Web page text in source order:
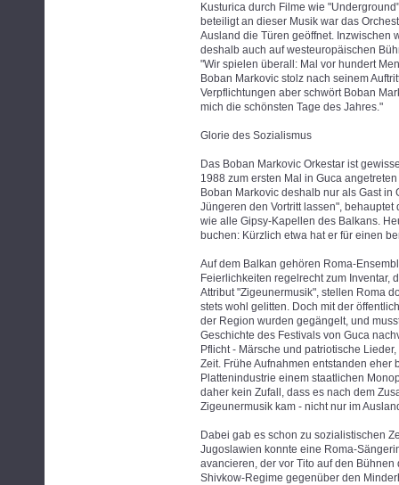
Kusturica durch Filme wie
beteiligt an dieser Musik war das
Ausland die Türen geöffnet. Inzwischen
deshalb auch auf westeuropäischen
"Wir spielen überall: Mal vor hundert
Boban Markovic stolz nach seinem
Verpflichtungen aber schwört Boban
mich die schönsten Tage des Jahres."
Glorie des Sozialismus
Das Boban Markovic Orkestar ist
1988 zum ersten Mal in Guca
Boban Markovic deshalb nur als Gast
Jüngeren den Vortritt lassen",
wie alle Gipsy-Kapellen des Balkans.
buchen: Kürzlich etwa hat er für einen
Auf dem Balkan gehören Roma-
Feierlichkeiten regelrecht zum Inventar,
Attribut "Zigeunermusik", stellen Roma
stets wohl gelitten. Doch mit der
der Region wurden gegängelt, und
Geschichte des Festivals von Guca
Pflicht - Märsche und patriotische
Zeit. Frühe Aufnahmen entstanden
Plattenindustrie einem staatlichen
daher kein Zufall, dass es nach dem
Zigeunermusik kam - nicht nur im
Dabei gab es schon zu sozialistischen
Jugoslawien konnte eine Roma-
avancieren, der vor Tito auf den
Shivkow-Regime gegenüber den